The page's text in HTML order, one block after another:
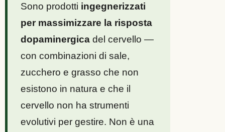
Sono prodotti ingegnerizzati
per massimizzare la risposta
dopaminergica del cervello —
con combinazioni di sale,
zucchero e grasso che non
esistono in natura e che il
cervello non ha strumenti
evolutivi per gestire. Non è una